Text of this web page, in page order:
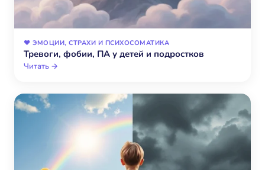
❤️ ЭМОЦИИ, СТРАХИ И ПСИХОСОМАТИКА
Тревоги, фобии, ПА у детей и подростков
Читать →